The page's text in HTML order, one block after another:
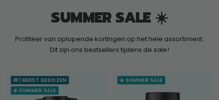
SUMMER SALE ☀️
Profiteer van oplopende kortingen op het hele assortiment.
Dit zijn ons bestsellers tijdens de sale!
#1 MEEST GEKOZEN
☀️ SUMMER SALE
☀️ SUMMER SALE